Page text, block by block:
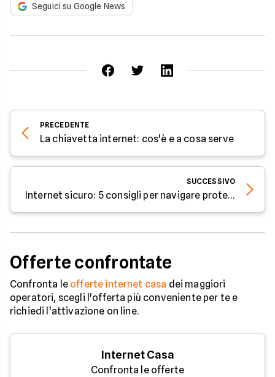
Seguici su Google News
PRECEDENTE
La chiavetta internet: cos'è e a cosa serve
SUCCESSIVO
Internet sicuro: 5 consigli per navigare protetto
Offerte confrontate
Confronta le offerte internet casa dei maggiori
operatori, scegli l'offerta più conveniente per te e
richiedi l'attivazione on line.
Internet Casa
Confronta le offerte